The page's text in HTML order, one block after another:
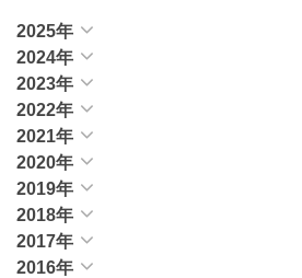
2025年
2024年
2023年
2022年
2021年
2020年
2019年
2018年
2017年
2016年